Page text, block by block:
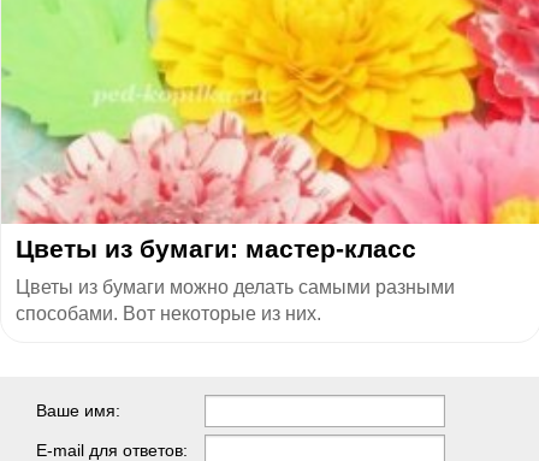
Цветы из бумаги: мастер-класс
Цветы из бумаги можно делать самыми разными
способами. Вот некоторые из них.
Ваше имя:
E-mail для ответов: